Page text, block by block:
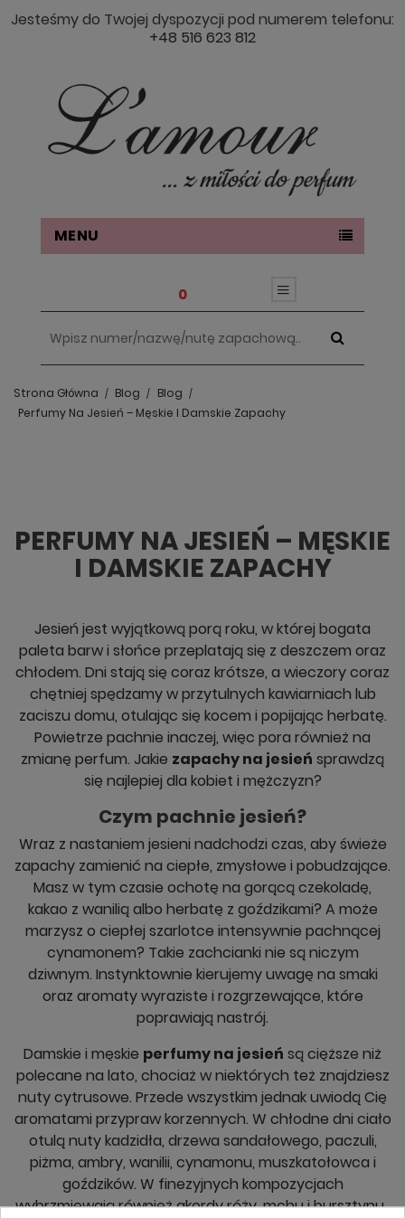
Jesteśmy do Twojej dyspozycji pod numerem telefonu:
+48 516 623 812
MENU
0
Strona Główna Blog
Blog
Perfumy Na Jesień – Męskie I Damskie Zapachy
PERFUMY NA JESIEŃ – MĘSKIE
I DAMSKIE ZAPACHY
Jesień jest wyjątkową porą roku, w której bogata
paleta barw i słońce przeplatają się z deszczem oraz
chłodem. Dni stają się coraz krótsze, a wieczory coraz
chętniej spędzamy w przytulnych kawiarniach lub
zaciszu domu, otulając się kocem i popijając herbatę.
Powietrze pachnie inaczej, więc pora również na
zmianę perfum. Jakie zapachy na jesień sprawdzą
się najlepiej dla kobiet i mężczyzn?
Czym pachnie jesień?
Wraz z nastaniem jesieni nadchodzi czas, aby świeże
zapachy zamienić na ciepłe, zmysłowe i pobudzające.
Masz w tym czasie ochotę na gorącą czekoladę,
kakao z wanilią albo herbatę z goździkami? A może
marzysz o ciepłej szarlotce intensywnie pachnącej
cynamonem? Takie zachcianki nie są niczym
dziwnym. Instynktownie kierujemy uwagę na smaki
oraz aromaty wyraziste i rozgrzewające, które
poprawiają nastrój.
Damskie i męskie perfumy na jesień są cięższe niż
polecane na lato, chociaż w niektórych też znajdziesz
nuty cytrusowe. Przede wszystkim jednak uwiodą Cię
aromatami przypraw korzennych. W chłodne dni ciało
otulą nuty kadzidła, drzewa sandałowego, paczuli,
piżma, ambry, wanilii, cynamonu, muszkatołowca i
goździków. W finezyjnych kompozycjach
wybrzmiewają również akordy róży, mchu i bursztynu.